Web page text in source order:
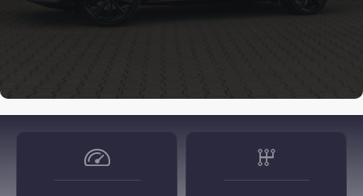
Diensten
Contact